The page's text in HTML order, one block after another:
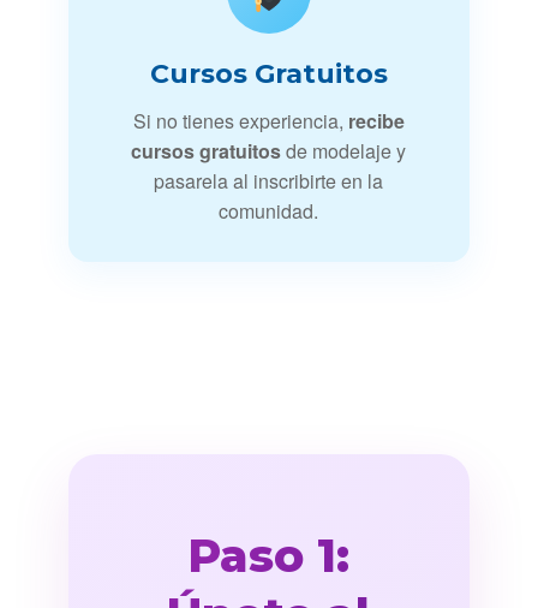
Cursos Gratuitos
Si no tienes experiencia, recibe
cursos gratuitosde modelaje y
pasarela al inscribirte en la
comunidad.
Paso 1: